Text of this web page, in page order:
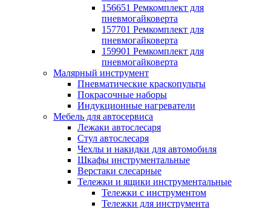
156651 Ремкомплект для
пневмогайковерта
157701 Ремкомплект для
пневмогайковерта
159901 Ремкомплект для
пневмогайковерта
Малярный инструмент
Пневматические краскопульты
Покрасочные наборы
Индукционные нагреватели
Мебель для автосервиса
Лежаки автослесаря
Стул автослесаря
Чехлы и накидки для автомобиля
Шкафы инструментальные
Верстаки слесарные
Тележки и ящики инструментальные
Тележки с инструментом
Тележки для инструмента